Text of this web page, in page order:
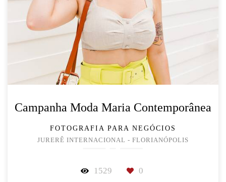
Campanha Moda Maria Contemporânea
FOTOGRAFIA PARA NEGÓCIOS
JURERÊ INTERNACIONAL - FLORIANÓPOLIS
1529 0